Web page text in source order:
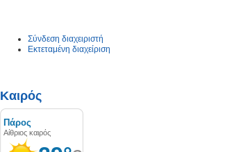
Σύνδεση διαχειριστή
Εκτεταμένη διαχείριση
Καιρός